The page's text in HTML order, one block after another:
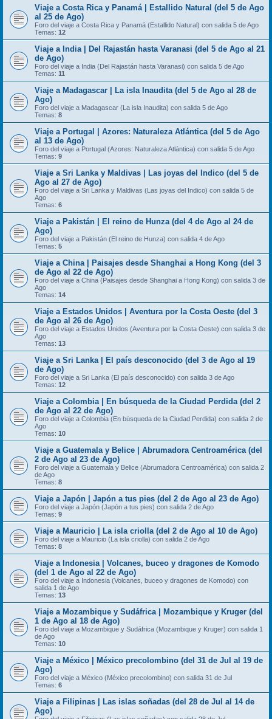
Viaje a Costa Rica y Panamá | Estallido Natural (del 5 de Ago
al 25 de Ago)
Foro del viaje a Costa Rica y Panamá (Estallido Natural) con salida 5 de Ago
Temas: 12
Viaje a India | Del Rajastán hasta Varanasi (del 5 de Ago al 21
de Ago)
Foro del viaje a India (Del Rajastán hasta Varanasi) con salida 5 de Ago
Temas: 11
Viaje a Madagascar | La isla Inaudita (del 5 de Ago al 28 de
Ago)
Foro del viaje a Madagascar (La isla Inaudita) con salida 5 de Ago
Temas: 8
Viaje a Portugal | Azores: Naturaleza Atlántica (del 5 de Ago
al 13 de Ago)
Foro del viaje a Portugal (Azores: Naturaleza Atlántica) con salida 5 de Ago
Temas: 9
Viaje a Sri Lanka y Maldivas | Las joyas del Indico (del 5 de
Ago al 27 de Ago)
Foro del viaje a Sri Lanka y Maldivas (Las joyas del Indico) con salida 5 de
Ago
Temas: 6
Viaje a Pakistán | El reino de Hunza (del 4 de Ago al 24 de
Ago)
Foro del viaje a Pakistán (El reino de Hunza) con salida 4 de Ago
Temas: 5
Viaje a China | Paisajes desde Shanghai a Hong Kong (del 3
de Ago al 22 de Ago)
Foro del viaje a China (Paisajes desde Shanghai a Hong Kong) con salida 3 de
Ago
Temas: 14
Viaje a Estados Unidos | Aventura por la Costa Oeste (del 3
de Ago al 26 de Ago)
Foro del viaje a Estados Unidos (Aventura por la Costa Oeste) con salida 3 de
Ago
Temas: 13
Viaje a Sri Lanka | El país desconocido (del 3 de Ago al 19
de Ago)
Foro del viaje a Sri Lanka (El país desconocido) con salida 3 de Ago
Temas: 12
Viaje a Colombia | En búsqueda de la Ciudad Perdida (del 2
de Ago al 22 de Ago)
Foro del viaje a Colombia (En búsqueda de la Ciudad Perdida) con salida 2 de
Ago
Temas: 10
Viaje a Guatemala y Belice | Abrumadora Centroamérica (del
2 de Ago al 23 de Ago)
Foro del viaje a Guatemala y Belice (Abrumadora Centroamérica) con salida 2
de Ago
Temas: 8
Viaje a Japón | Japón a tus pies (del 2 de Ago al 23 de Ago)
Foro del viaje a Japón (Japón a tus pies) con salida 2 de Ago
Temas: 9
Viaje a Mauricio | La isla criolla (del 2 de Ago al 10 de Ago)
Foro del viaje a Mauricio (La isla criolla) con salida 2 de Ago
Temas: 8
Viaje a Indonesia | Volcanes, buceo y dragones de Komodo
(del 1 de Ago al 22 de Ago)
Foro del viaje a Indonesia (Volcanes, buceo y dragones de Komodo) con
salida 1 de Ago
Temas: 13
Viaje a Mozambique y Sudáfrica | Mozambique y Kruger (del
1 de Ago al 18 de Ago)
Foro del viaje a Mozambique y Sudáfrica (Mozambique y Kruger) con salida 1
de Ago
Temas: 10
Viaje a México | México precolombino (del 31 de Jul al 19 de
Ago)
Foro del viaje a México (México precolombino) con salida 31 de Jul
Temas: 6
Viaje a Filipinas | Las islas soñadas (del 28 de Jul al 14 de
Ago)